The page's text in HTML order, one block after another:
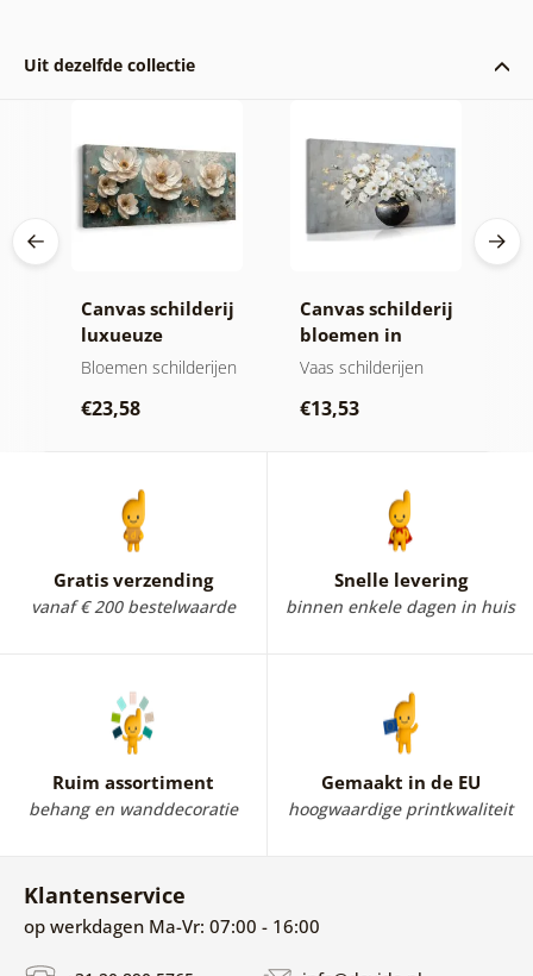
Uit dezelfde collectie
Canvas schilderij
luxueuze
bloemenharmonie
Bloemen schilderijen
€23,58
Canvas schilderij
bloemen in
zwarte vaas
Vaas schilderijen
€13,53
Gratis verzending
vanaf € 200 bestelwaarde
Snelle levering
binnen enkele dagen in huis
Ruim assortiment
behang en wanddecoratie
Gemaakt in de EU
hoogwaardige printkwaliteit
Klantenservice
op werkdagen Ma-Vr: 07:00 - 16:00